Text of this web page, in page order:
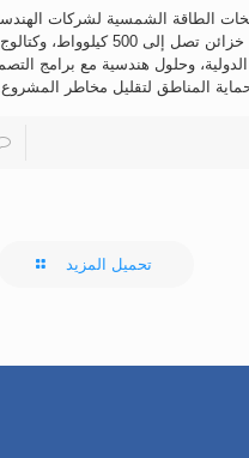
الطاقة الشمسية لشركات
والإنشاءات: خزائن تصل إلى 500
الدولية، وحلول هندسية مع برامج
المناطق لتقليل مخاطر
تحميل المزيد